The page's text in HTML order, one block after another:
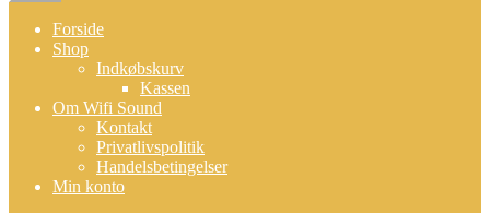
Forside
Shop
Indkøbskurv
Kassen
Om Wifi Sound
Kontakt
Privatlivspolitik
Handelsbetingelser
Min konto